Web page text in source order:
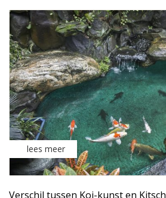
lees meer
Verschil tussen Koi-kunst en Kitsch